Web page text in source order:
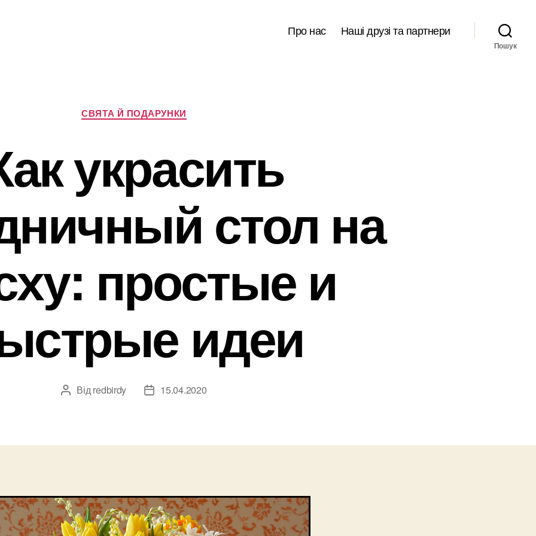
Про нас Наші друзі та партнери
Пошук
Категорії
СВЯТА Й ПОДАРУНКИ
украсить
стол на
простые и
идеи
Автор
Від redbirdy
Дата15.04.2020